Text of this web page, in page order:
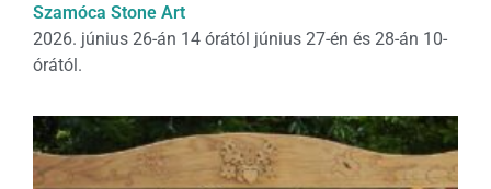
Szamóca Stone Art
2026. június 26-án 14 órától június 27-én és 28-án 10-
órától.